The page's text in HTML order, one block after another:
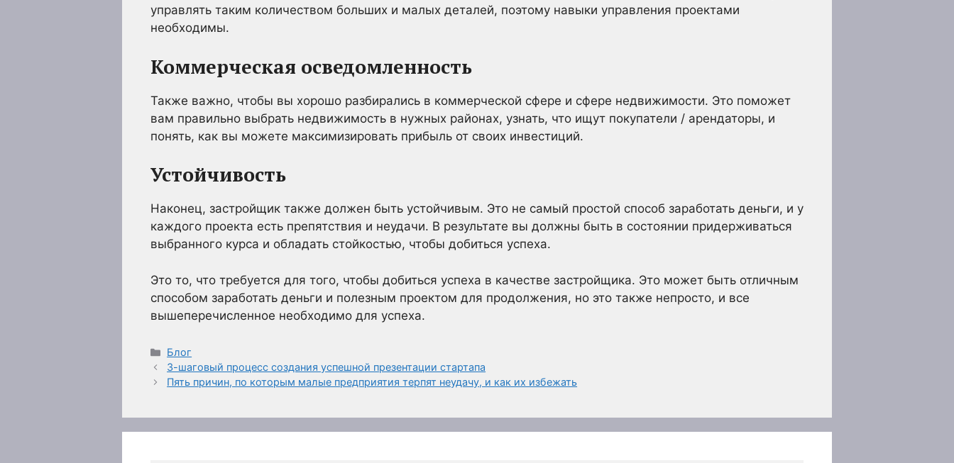
управлять таким количеством больших и малых деталей, поэтому навыки управления проектами
необходимы.
Коммерческая осведомленность
Также важно, чтобы вы хорошо разбирались в коммерческой сфере и сфере недвижимости. Это поможет
вам правильно выбрать недвижимость в нужных районах, узнать, что ищут покупатели / арендаторы, и
понять, как вы можете максимизировать прибыль от своих инвестиций.
Устойчивость
Наконец, застройщик также должен быть устойчивым. Это не самый простой способ заработать деньги, и у
каждого проекта есть препятствия и неудачи. В результате вы должны быть в состоянии придерживаться
выбранного курса и обладать стойкостью, чтобы добиться успеха.
Это то, что требуется для того, чтобы добиться успеха в качестве застройщика. Это может быть отличным
способом заработать деньги и полезным проектом для продолжения, но это также непросто, и все
вышеперечисленное необходимо для успеха.
Рубрики
Блог
3-шаговый процесс создания успешной презентации стартапа
Пять причин, по которым малые предприятия терпят неудачу, и как их избежать